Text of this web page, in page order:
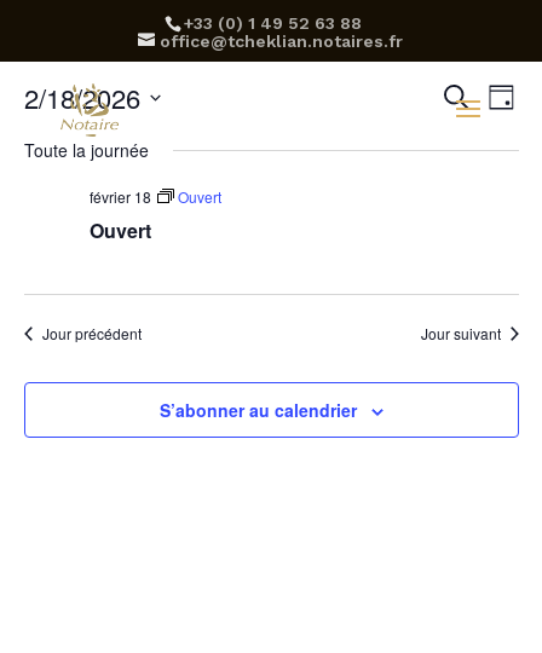
‪+33 (0) 1 49 52 63 88‬
office@tcheklian.notaires.fr
et
Recherche
Jour
2/18/2026
Sélectionnez
une
Toute la journée
février 18 Ouvert
Ouvert
Jour précédent Jour suivant
S’abonner au calendrier